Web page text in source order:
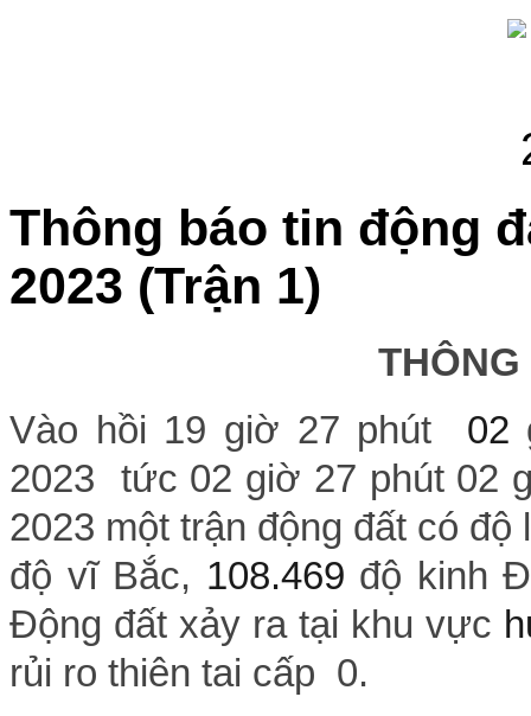
Thông báo tin động
2023 (Trận 1)
Vào hồi 19 giờ 27 phút 02
2023 tức 02 giờ 27 phút 02
2023 một trận động đất có
độ vĩ Bắc, 108.469 độ kinh
Động đất xảy ra tại khu vực
rủi ro thiên tai cấp 0.